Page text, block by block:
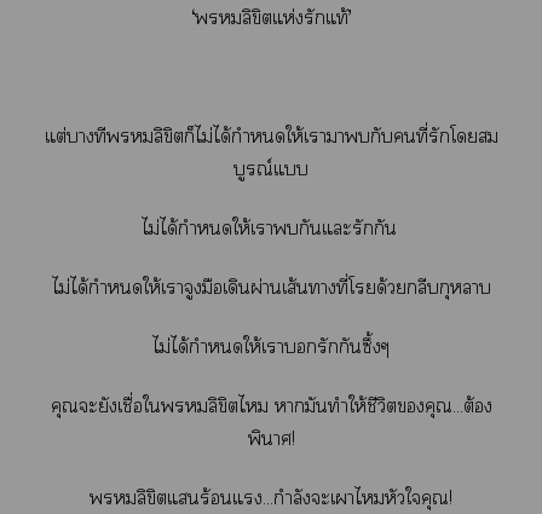
‘ลิขิตแห่งรักแท้’
แต่บางทีลิขิตก็ไม่ได้กำหนดให้เาากับคนที่รักโสม
บูรณ์แ
ไม่ได้กำหนดให้เากันแะรักกัน
ไม่ได้กำหนดให้เาจูงมือเดินผ่านเส้นาที่โด้วยกลีบกุหลาบ
ไม่ได้กำหนดให้เารักกันซึ้งๆ
คุณะยังเชื่อใลิขิตไ ามันทำให้ชีวิตคุณ...ต้อง
พินาศ!
ลิขิตแร้อนแ...กำลังะเาไหัวใคุณ!